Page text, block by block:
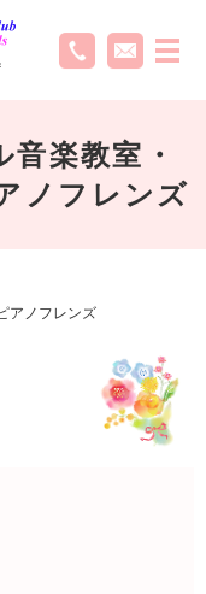
楽教室・
ノフレンズ
アノフレンズ